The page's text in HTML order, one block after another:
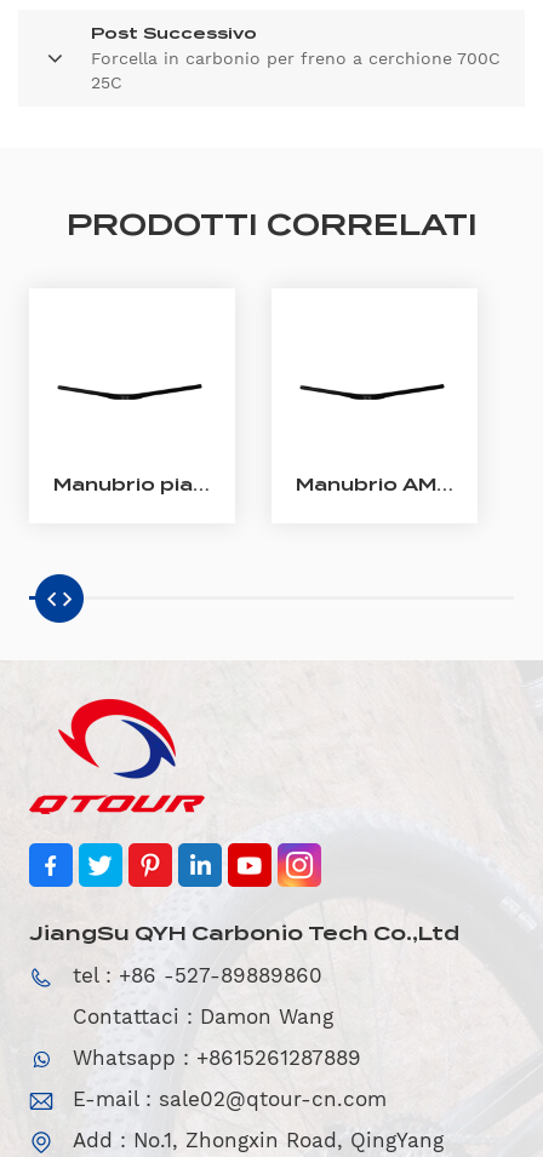
Post Successivo
Forcella in carbonio per freno a cerchione 700C
25C
PRODOTTI CORRELATI
Manubrio piatto MTB in carbonio da 31,8 mm Manubrio AM MTB Rise in carbonio da 31,8 mm
JiangSu QYH Carbonio Tech Co.,Ltd
tel : +86 -527-89889860
Contattaci : Damon Wang
Whatsapp : +8615261287889
E-mail : sale02@qtour-cn.com
Add : No.1, Zhongxin Road, QingYang